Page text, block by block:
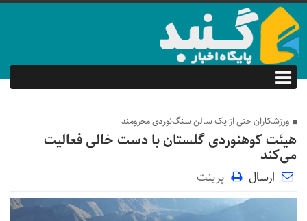
ورزشکاران حتی از یک سالن سنگ‌نوردی محرومند
هیئت کوهنوردی گلستان با دست خالی فعالیت
می‌کند
ارسال پرینت